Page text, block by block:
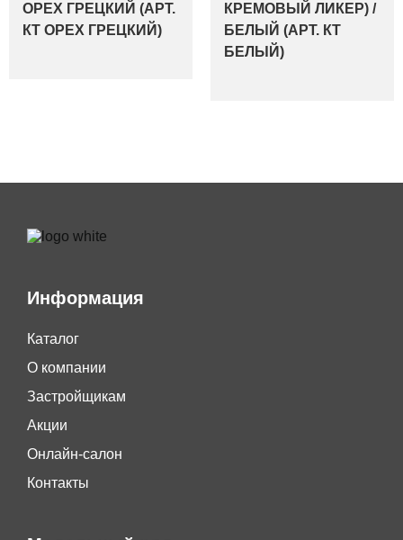
ОРЕХ ГРЕЦКИЙ (АРТ.
КТ ОРЕХ ГРЕЦКИЙ)
КРЕМОВЫЙ ЛИКЕР) /
БЕЛЫЙ (АРТ. КТ
БЕЛЫЙ)
Информация
Каталог
О компании
Застройщикам
Акции
Онлайн-салон
Контакты